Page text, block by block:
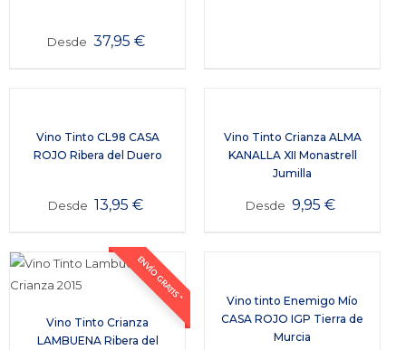
Desde 37,95 €
Vino Tinto CL98 CASA
ROJO Ribera del Duero
Desde 13,95€
Vino Tinto Crianza ALMA
KANALLA XII Monastrell
Jumilla
Desde 9,95€
ENVÍO GRATIS *
Vino Tinto Crianza
LAMBUENA Ribera del
Vino tinto Enemigo Mío
CASA ROJO IGP Tierra de
Murcia